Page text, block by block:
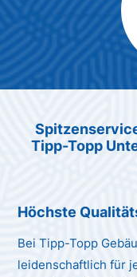
Tipp-Topp Unt
Höchste
Bei Tipp-Topp
leidenschaftlich für